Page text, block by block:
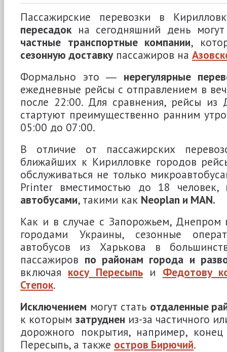
Пассажирские перевозки в
пересадокна сегодняшний день
частные транспортные компании,
сезонную доставкупассажиров на
Формально это ― нерегулярные
ежедневные рейсы с отправлением в
после 22:00. Для сравнения, рейсы из
стартуют преимущественно ранним
05:00 до 07:00.
В отличие от пассажирских
ближайших к Кирилловке городов
обслуживаться не только
Printer вместимостью до 18
автобусами, такими как Neoplan и MAN.
Как и в случае с Запорожьем,
городами Украины, сезонные
автобусов из Харькова в
пассажиров по районам города и
включая косу Пересыпьи Федотову
Степок.
Исключением могут стать отдаленные
к которым затруднен из-за частичного
дорожного покрытия, например,
Пересыпь, а также остров Бирючий.